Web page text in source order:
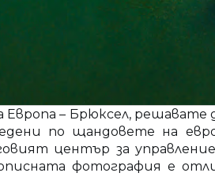
– Брюксел,
по щандовете на
център за
фотография е